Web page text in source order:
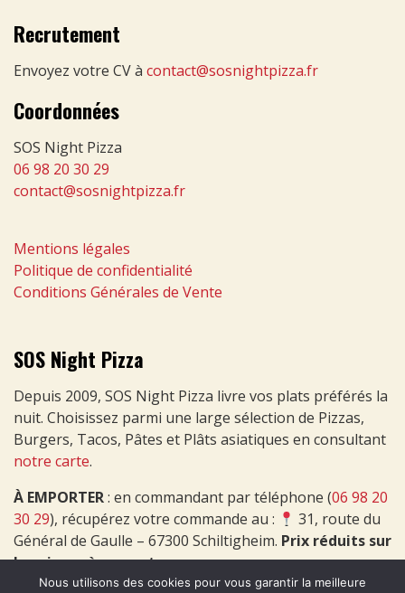
Recrutement
Envoyez votre CV à contact@sosnightpizza.fr
Coordonnées
SOS Night Pizza
06 98 20 30 29
contact@sosnightpizza.fr
Mentions légales
Politique de confidentialité
Conditions Générales de Vente
SOS Night Pizza
Depuis 2009, SOS Night Pizza livre vos plats préférés la
nuit. Choisissez parmi une large sélection de Pizzas,
Burgers, Tacos, Pâtes et Plâts asiatiques en consultant
notre carte.
À EMPORTER: en commandant par téléphone (06 98 20
30 29), récupérez votre commande au :
31, route du
Général de Gaulle – 67300 Schiltigheim. Prix réduits sur
les pizzas à emporter.
Nous utilisons des cookies pour vous garantir la meilleure